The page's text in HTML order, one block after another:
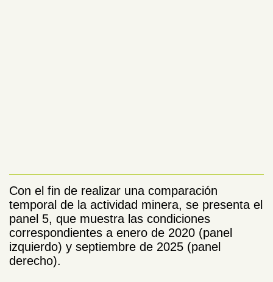
Con el fin de realizar una comparación
temporal de la actividad minera, se presenta el
panel 5, que muestra las condiciones
correspondientes a enero de 2020 (panel
izquierdo) y septiembre de 2025 (panel
derecho).